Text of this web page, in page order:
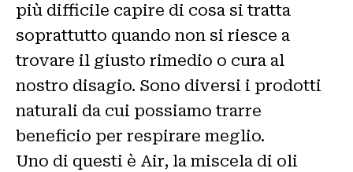
più difficile capire di cosa si tratta
soprattutto quando non si riesce a
trovare il giusto rimedio o cura al
nostro disagio. Sono diversi i prodotti
naturali da cui possiamo trarre
beneficio per respirare meglio.
Uno di questi è Air, la miscela di oli